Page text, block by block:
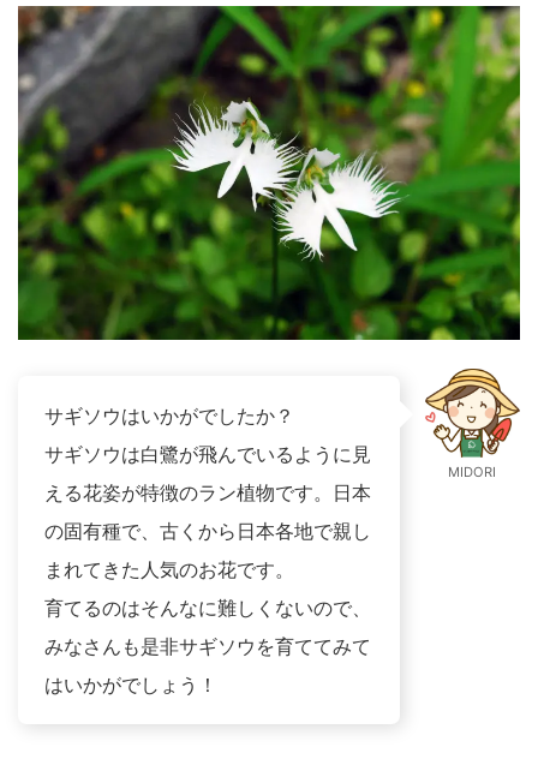
サギソウはいかがでしたか？
サギソウは白鷺が飛んでいるように見
える花姿が特徴のラン植物です。日本
の固有種で、古くから日本各地で親し
まれてきた人気のお花です。
育てるのはそんなに難しくないので、
みなさんも是非サギソウを育ててみて
はいかがでしょう！
MIDORI